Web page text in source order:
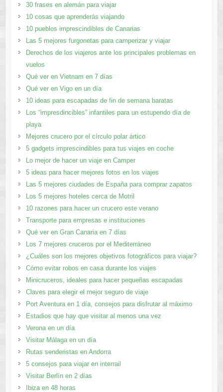
30 frases en alemán para viajar
10 cosas que aprenderás viajando
10 pueblos imprescindibles de Canarias
Las 5 mejores furgonetas para camperizar y viajar
Derechos de los viajeros ante los principales problemas en
vuelos
Qué ver en Vietnam en 7 días
Qué ver en Vigo en un día
10 ideas para escapadas de fin de semana baratas
Los “impresdincibles” infantiles para un estupendo día de
playa
Mejores crucero por el círculo polar ártico
5 gadgets imprescindibles para tus viajes en coche
Lo mejor de hacer un viaje en Camper
5 ideas para hacer mejores fotos en los viajes
Las 5 mejores ciudades de España para comprar zapatos
Los 5 mejores hoteles cerca de Motril
10 razones para hacer un crucero este verano
Transporte para empresas e instituciones
Qué ver en Gran Canaria en 7 días
Los 7 mejores cruceros por el Mediterráneo
¿Cuáles son los mejores objetivos fotográficos para viajar?
Cómo evitar robos en casa durante los viajes
Minicruceros, ideales para hacer pequeñas escapadas
Claves para elegir el mejor seguro de viaje
Port Aventura en 1 día, consejos para disfrutar al máximo
Estadios que hay que visitar al menos una vez
Verona en un día
Visitar Málaga en un día
Rutas senderistas en Andorra
5 consejos para viajar en interrail
Visitar Berlín en 2 días
Ibiza en 48 horas